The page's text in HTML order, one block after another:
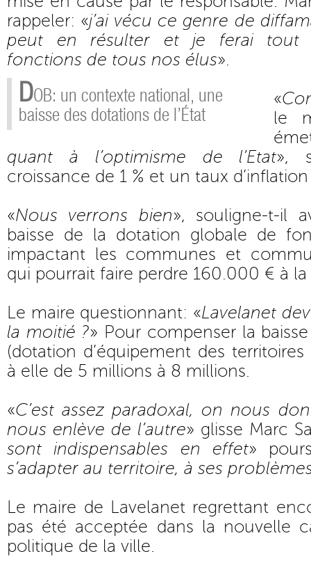
rappeler: «j’ai vécu ce genre de
peut en résulter et je ferai tout
fonctions de tous nos élus».
DOB: un contexte national, une
baisse des dotations de l’État
«
le
quant à l’optimisme de l’Etat»,
croissance de 1 % et un taux
«Nous verrons bien», souligne-t-il
baisse de la dotation globale de
impactant les communes et
qui pourrait faire perdre 160.000 € à la
Le maire questionnant: «Lavelanet
la moitié ?» Pour compenser la
(dotation d’équipement des
à elle de 5 millions à 8 millions.
«C’est assez paradoxal, on nous
nous enlève de l’autre» glisse Marc
sont indispensables en effet»
s’adapter au territoire, à ses
Le maire de Lavelanet regrettant
pas été acceptée dans la nouvelle
politique de la ville.